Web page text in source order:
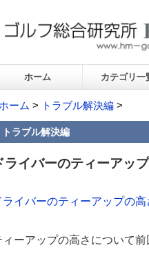
ホーム カテゴリ一
ホーム > トラブル解決編 >
トラブル解決編
ライバーのティーアッ
ライバーのティーアップの
ィーアップの高さについて